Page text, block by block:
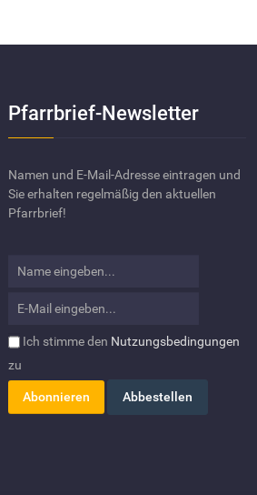
Pfarrbrief-Newsletter
Namen und E-Mail-Adresse eintragen und
Sie erhalten regelmäßig den aktuellen
Pfarrbrief!
Ich stimme den Nutzungsbedingungen
zu